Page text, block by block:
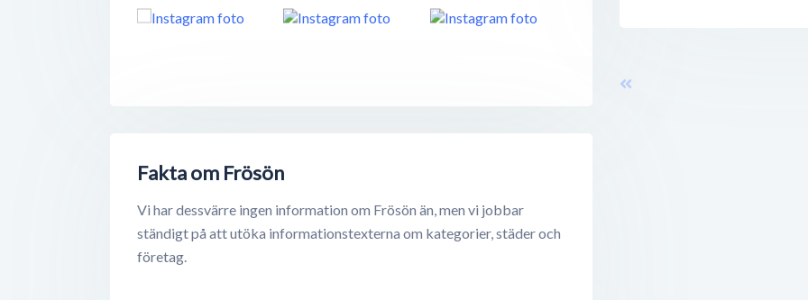
Fakta om Frösön
Vi har dessvärre ingen information om Frösön än, men vi jobbar
ständigt på att utöka informationstexterna om kategorier, städer och
företag.